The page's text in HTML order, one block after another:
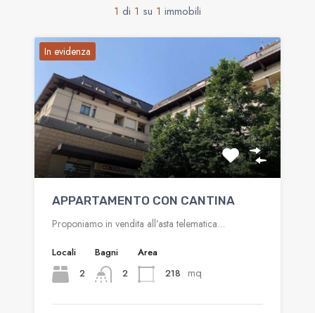
1 di 1 su 1 immobili
In evidenza
APPARTAMENTO CON CANTINA
Proponiamo in vendita all’asta telematica…
Locali
2
Bagni
2
Area
218 mq